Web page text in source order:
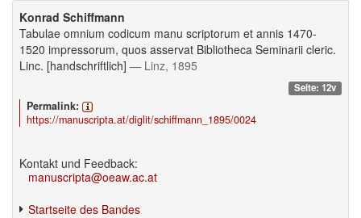
Konrad Schiffmann
Tabulae omnium codicum manu scriptorum et annis 1470-
1520 impressorum, quos asservat Bibliotheca Seminarii cleric.
Linc. [handschriftlich] — Linz, 1895
Seite: 12v
Permalink:
https://manuscripta.at/diglit/schiffmann_1895/0024
Kontakt und Feedback:
manuscripta@oeaw.ac.at
Startseite des Bandes